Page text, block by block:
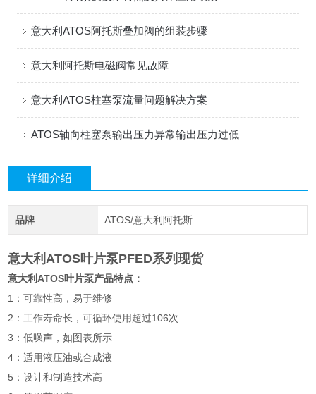
意大利ATOS阿托斯叠加阀的组装步骤
意大利阿托斯电磁阀常见故障
意大利ATOS柱塞泵流量问题解决方案
ATOS轴向柱塞泵输出压力异常输出压力过低
详细介绍
品牌 ATOS/意大利阿托斯
意大利ATOS叶片泵PFED系列现货
意大利ATOS叶片泵产品特点：
1：可靠性高，易于维修
2：工作寿命长，可循环使用超过106次
3：低噪声，如图表所示
4：适用液压油或合成液
5：设计和制造技术高